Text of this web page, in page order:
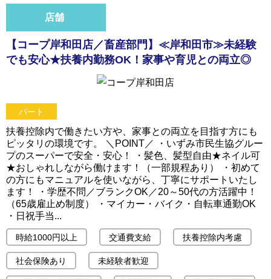
店舗
【コープ岸和田店／畜産部門】≪岸和田市≫未経験
でも安心★扶養内勤務OK！家事や育児との両立◎
パート
扶養控除内で働きたい方や、家事との両立を目指す方にも
ピッタリの環境です。 ＼POINT／ ・いずみ市民生協グルー
プのスーパーで安全・安心！ ・髪色、髪型自由★ネイル可
★おしゃれしながら働けます！（一部規程あり） ・初めて
の方にもマニュアルを使いながら、丁寧にサポートいたし
ます！ ・学歴不問／ブランクOK／20～50代の方活躍中！
（65歳雇止め制度） ・マイカー・バイク・自転車通勤OK
・日祝手当...
時給1000円以上 交通費支給 扶養控除内考慮
社会保険あり 未経験者歓迎